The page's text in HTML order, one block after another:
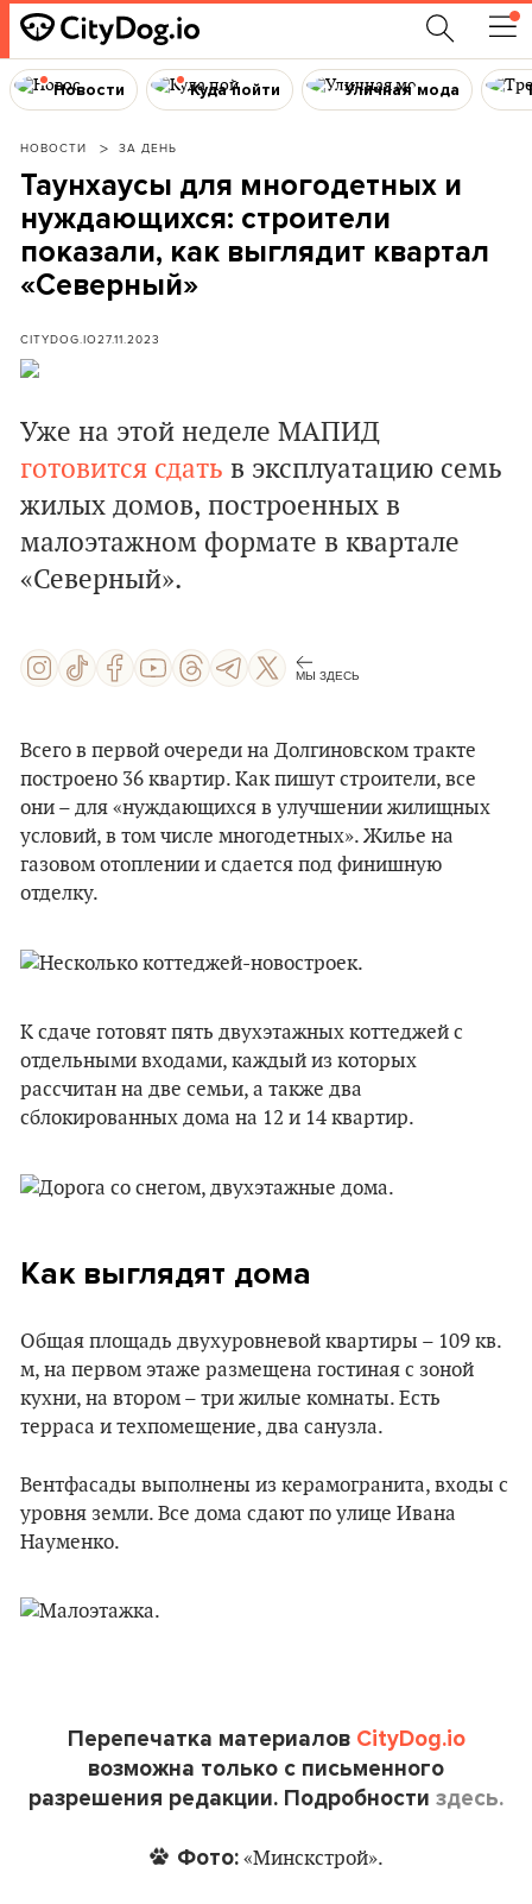
Новости Куда пойти Уличная мода
НОВОСТИ ЗА ДЕНЬ
Таунхаусы для многодетных и
нуждающихся: строители
показали, как выглядит квартал
«Северный»
CITYDOG.IO27.11.2023
Уже на этой неделе МАПИД
готовится сдать в эксплуатацию семь
жилых домов, построенных в
малоэтажном формате в квартале
«Северный».
МЫ ЗДЕСЬ
Всего в первой очереди на Долгиновском тракте
построено 36 квартир. Как пишут строители, все
они – для «нуждающихся в улучшении жилищных
условий, в том числе многодетных». Жилье на
газовом отоплении и сдается под финишную
отделку.
К сдаче готовят пять двухэтажных коттеджей с
отдельными входами, каждый из которых
рассчитан на две семьи, а также два
сблокированных дома на 12 и 14 квартир.
Как выглядят дома
Общая площадь двухуровневой квартиры – 109 кв.
м, на первом этаже размещена гостиная с зоной
кухни, на втором – три жилые комнаты. Есть
терраса и техпомещение, два санузла.
Вентфасады выполнены из керамогранита, входы с
уровня земли. Все дома сдают по улице Ивана
Науменко.
Перепечатка материалов CityDog.io
возможна только с письменного
разрешения редакции. Подробности здесь.
Фото:«Минскстрой».